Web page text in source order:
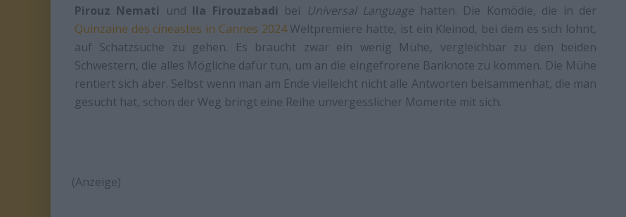
Pirouz Nemati und Ila Firouzabadi bei Universal Language hatten. Die Komödie, die in der
Quinzaine des cíneastes in Cannes 2024Weltpremiere hatte, ist ein Kleinod, bei dem es sich lohnt,
auf Schatzsuche zu gehen. Es braucht zwar ein wenig Mühe, vergleichbar zu den beiden
Schwestern, die alles Mögliche dafür tun, um an die eingefrorene Banknote zu kommen. Die Mühe
rentiert sich aber. Selbst wenn man am Ende vielleicht nicht alle Antworten beisammenhat, die man
gesucht hat, schon der Weg bringt eine Reihe unvergesslicher Momente mit sich.
(Anzeige)